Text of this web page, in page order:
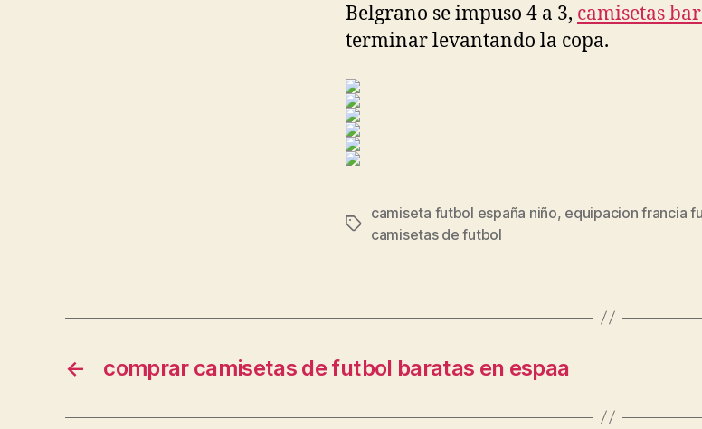
Belgrano se impuso 4 a 3, camisetas
terminar levantando la copa.
Etiquetas
camiseta futbol españa niño, equipacion francia
camisetas de futbol
← comprar camisetas de futbol baratas en espaa